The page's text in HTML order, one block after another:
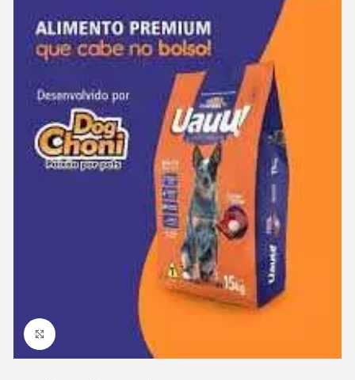
Clique para ampliar